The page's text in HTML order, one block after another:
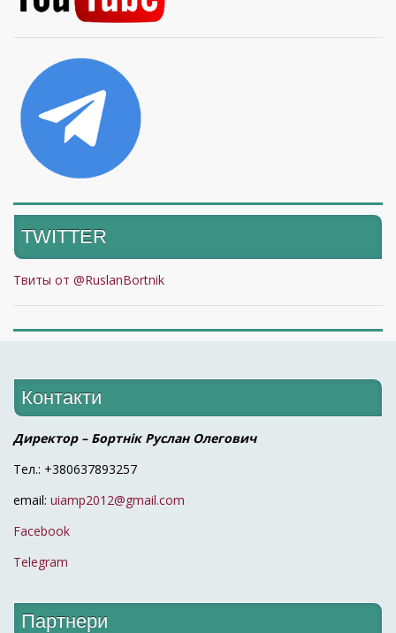
TWITTER
Твиты от @RuslanBortnik
Контакти
Директор – Бортнік Руслан Олегович
Тел.: +380637893257
email: uiamp2012@gmail.com
Facebook
Telegram
Партнери